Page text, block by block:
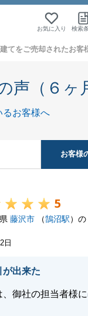
お気に入り 検索
てをご売却されたお客
声（６ヶ
るお客様へ
お客様
5
藤沢市 （鵠沼駅）の
日
が出来た
御社の担当者様